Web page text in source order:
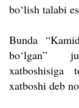
bo‘lish talabi
Bunda
bo‘lgan”
xatboshisiga
xatboshi deb